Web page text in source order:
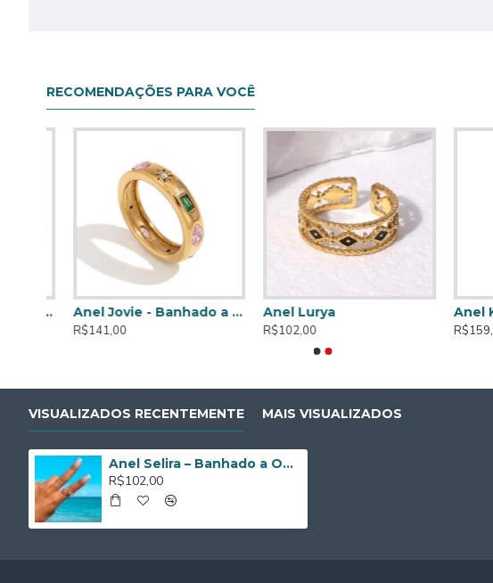
RECOMENDAÇÕES PARA VOCÊ
Anel Jovie - Banhado a Ouro de 18K
R$141,00
Anel Lurya
R$102,00
R$159,00
VISUALIZADOS RECENTEMENTE MAIS VISUALIZADOS
Anel Selira – Banhado a Ouro de 18K
R$102,00